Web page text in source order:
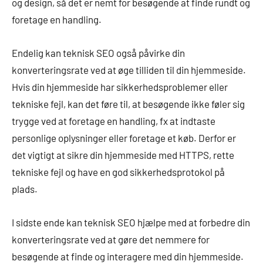
og design, så det er nemt for besøgende at finde rundt og
foretage en handling.
Endelig kan teknisk SEO også påvirke din
konverteringsrate ved at øge tilliden til din hjemmeside.
Hvis din hjemmeside har sikkerhedsproblemer eller
tekniske fejl, kan det føre til, at besøgende ikke føler sig
trygge ved at foretage en handling, fx at indtaste
personlige oplysninger eller foretage et køb. Derfor er
det vigtigt at sikre din hjemmeside med HTTPS, rette
tekniske fejl og have en god sikkerhedsprotokol på
plads.
I sidste ende kan teknisk SEO hjælpe med at forbedre din
konverteringsrate ved at gøre det nemmere for
besøgende at finde og interagere med din hjemmeside.